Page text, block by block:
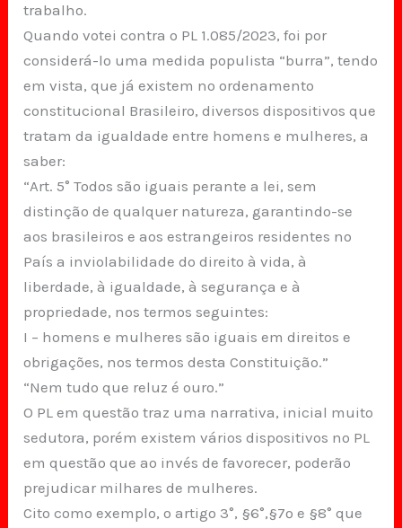
trabalho.
Quando votei contra o PL 1.085/2023, foi por
considerá-lo uma medida populista “burra”, tendo
em vista, que já existem no ordenamento
constitucional Brasileiro, diversos dispositivos que
tratam da igualdade entre homens e mulheres, a
saber:
“Art. 5° Todos são iguais perante a lei, sem
distinção de qualquer natureza, garantindo-se
aos brasileiros e aos estrangeiros residentes no
País a inviolabilidade do direito à vida, à
liberdade, à igualdade, à segurança e à
propriedade, nos termos seguintes:
I – homens e mulheres são iguais em direitos e
obrigações, nos termos desta Constituição.”
“Nem tudo que reluz é ouro.”
O PL em questão traz uma narrativa, inicial muito
sedutora, porém existem vários dispositivos no PL
em questão que ao invés de favorecer, poderão
prejudicar milhares de mulheres.
Cito como exemplo, o artigo 3°, §6°,§7º e §8° que